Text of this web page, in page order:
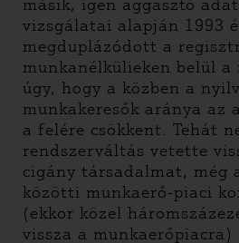
másik, igen aggasztó
vizsgálatai alapján 1993
megduplázódott a
munkanélkülieken belül a
úgy, hogy a közben a
munkakeresők aránya az
a felére csökkent. Tehát
rendszerváltás vetette
cigány társadalmat, még
közötti munkaerő-piaci
(ekkor közel
vissza a